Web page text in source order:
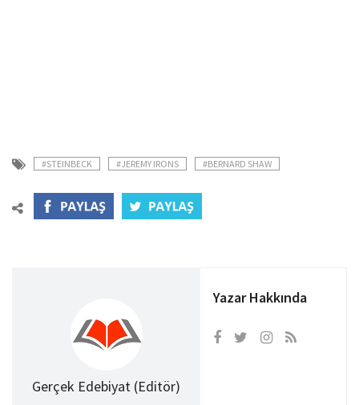
#STEINBECK #JEREMY IRONS #BERNARD SHAW
Gerçek Edebiyat (Editör)
Yazar Hakkında